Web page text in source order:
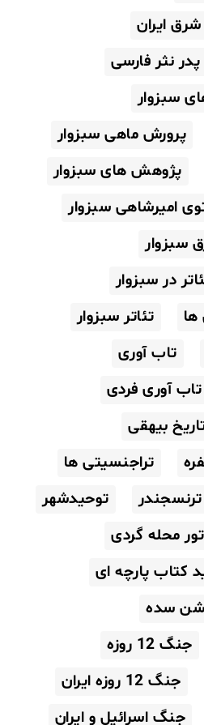
ایران
پدر نثر فارسی
سبزوار
پرورش ماهی سبزوار
پژوهش های سبزوار
امیرشاهی سبزوار
سبزوار
در سبزوار
ها
تئاتر سبزوار
تاب آوری
تاب آوری فردی
بیهقی
تراجنسیتی ها
ترنسجندر
توحیدشهر
تور محله گردی
کتاب پارچه ای
سده
جنگ 12 روزه
جنگ 12 روزه ایران
جنگ اسرائیل و ایران